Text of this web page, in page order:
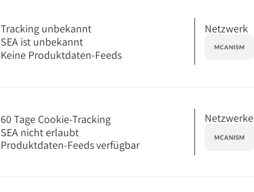
Tracking unbekannt
SEA ist unbekannt
Keine Produktdaten-Feeds
Netzwerk
60 Tage Cookie-Tracking
SEA nicht erlaubt
Produktdaten-Feeds verfügbar
Netzwerke